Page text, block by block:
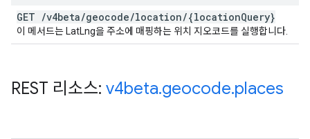
GET /v4beta/geocode/location/{locationQuery}
이 메서드는 LatLng을 주소에 매핑하는 위치 지오코드를 실행합니다.
REST 리소스: v4beta.geocode.places